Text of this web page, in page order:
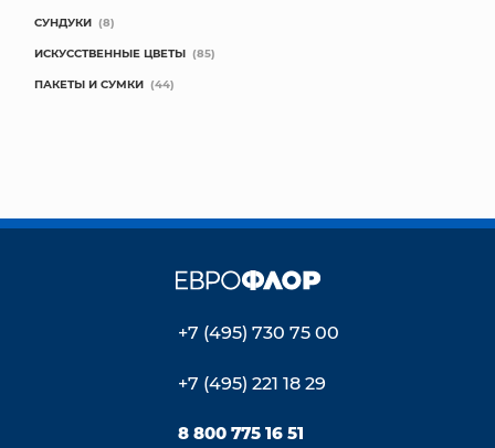
СУНДУКИ (8)
ИСКУССТВЕННЫЕ ЦВЕТЫ (85)
ПАКЕТЫ И СУМКИ (44)
+7 (495) 730 75 00
+7 (495) 221 18 29
8 800 775 16 51